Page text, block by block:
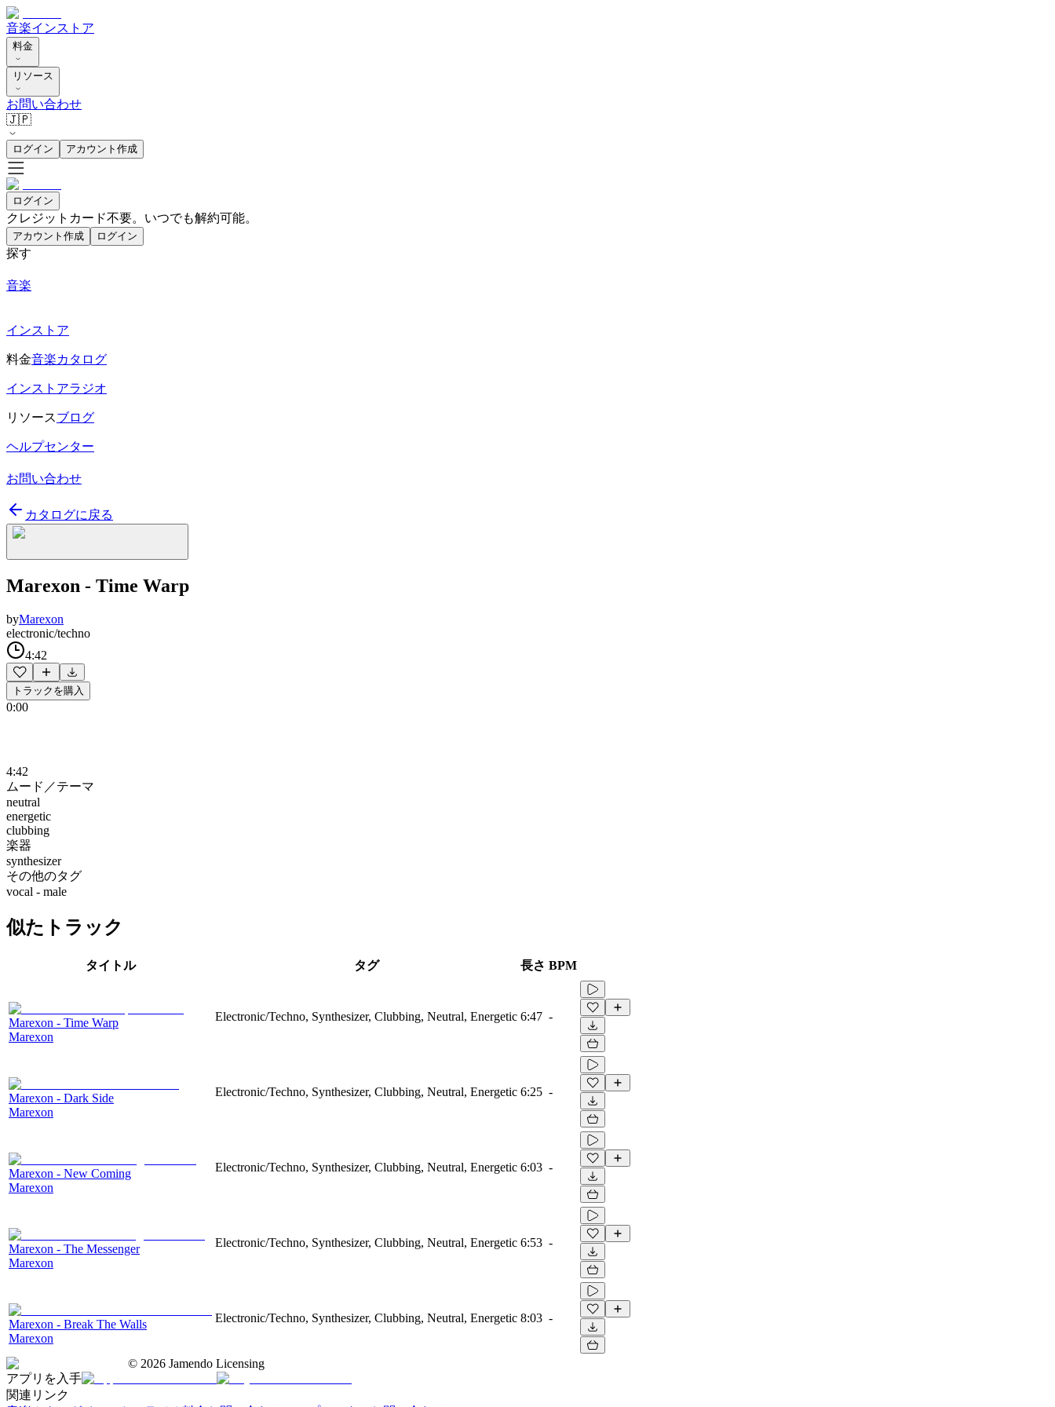
音楽インストア
料金
リソース
お問い合わせ
🇯🇵
ログイン アカウント作成
ログイン
クレジットカード不要。いつでも解約可能。
アカウント作成 ログイン
探す
音楽
インストア
料金音楽カタログ
インストアラジオ
リソースブログ
ヘルプセンター
お問い合わせ
カタログに戻る
Marexon - Time Warp
byMarexon
electronic/techno
4:42
トラックを購入
0:00
4:42
ムード／テーマ
neutral
energetic
clubbing
楽器
synthesizer
その他のタグ
vocal - male
似たトラック
タイトル タグ 長さ BPM
Marexon - Time Warp
Marexon
Electronic/Techno, Synthesizer, Clubbing, Neutral, Energetic 6:47 -
Marexon - Dark Side
Marexon
Electronic/Techno, Synthesizer, Clubbing, Neutral, Energetic 6:25 -
Marexon - New Coming
Marexon
Electronic/Techno, Synthesizer, Clubbing, Neutral, Energetic 6:03 -
Marexon - The Messenger
Marexon
Electronic/Techno, Synthesizer, Clubbing, Neutral, Energetic 6:53 -
Marexon - Break The Walls
Marexon
Electronic/Techno, Synthesizer, Clubbing, Neutral, Energetic 8:03 -
© 2026 Jamendo Licensing
アプリを入手
関連リンク